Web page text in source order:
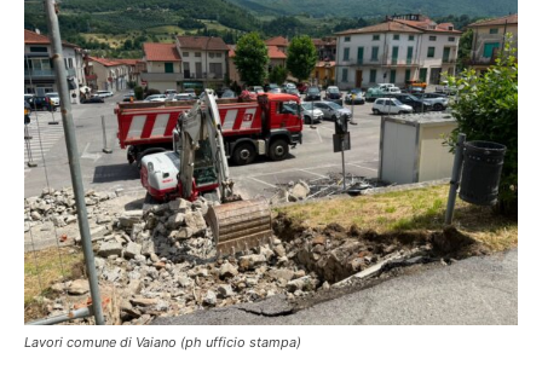
Lavori comune di Vaiano (ph ufficio stampa)